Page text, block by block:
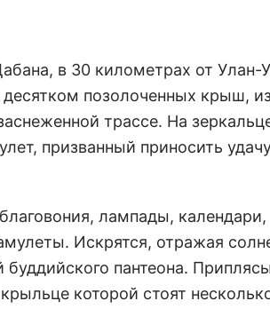
в 30 километрах от Улан-
позолоченных крыш,
трассе. На
призванный приносить
лампады, календари,
Искрятся, отражая
пантеона.
которой стоят